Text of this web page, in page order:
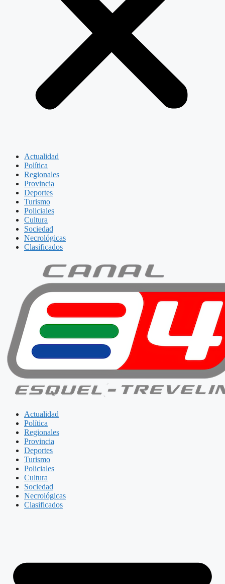
Actualidad
Política
Regionales
Provincia
Deportes
Turismo
Policiales
Cultura
Sociedad
Necrológicas
Clasificados
Actualidad
Política
Regionales
Provincia
Deportes
Turismo
Policiales
Cultura
Sociedad
Necrológicas
Clasificados